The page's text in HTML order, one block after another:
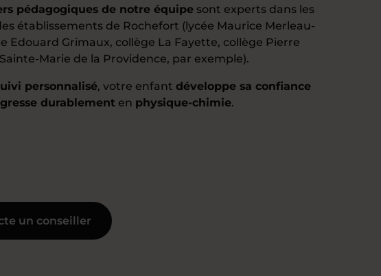
pédagogiques de notre équipe sont experts dans les
établissements de Rochefort (lycée Maurice Merleau-
Edouard Grimaux, collège La Fayette, collège Pierre
Marie de la Providence, par exemple).
personnalisé, votre enfant développe sa confiance
durablement en physique-chimie.
un conseiller